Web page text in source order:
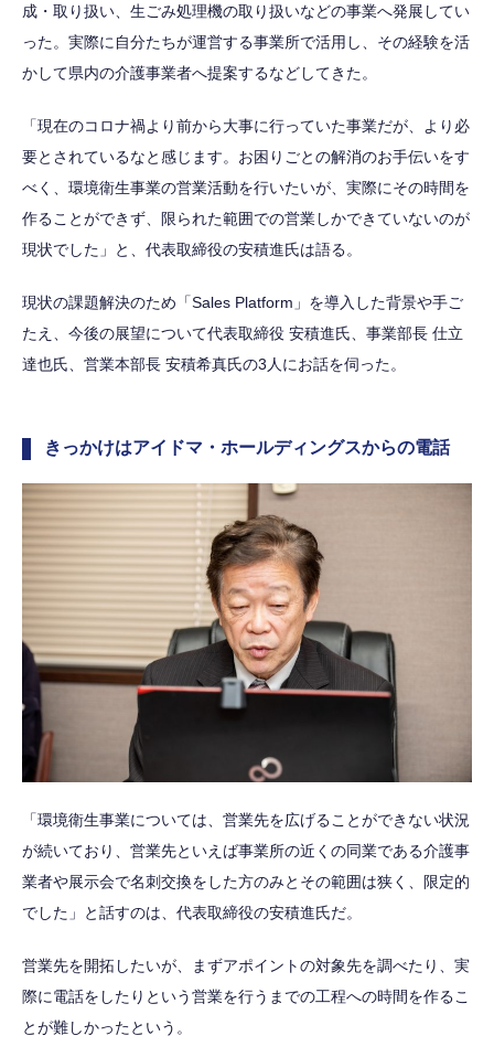
成・取り扱い、生ごみ処理機の取り扱いなどの事業へ発展してい
った。実際に自分たちが運営する事業所で活用し、その経験を活
かして県内の介護事業者へ提案するなどしてきた。
「現在のコロナ禍より前から大事に行っていた事業だが、より必
要とされているなと感じます。お困りごとの解消のお手伝いをす
べく、環境衛生事業の営業活動を行いたいが、実際にその時間を
作ることができず、限られた範囲での営業しかできていないのが
現状でした」と、代表取締役の安積進氏は語る。
現状の課題解決のため「Sales Platform」を導入した背景や手ご
たえ、今後の展望について代表取締役 安積進氏、事業部長 仕立
達也氏、営業本部長 安積希真氏の3人にお話を伺った。
きっかけはアイドマ・ホールディングスからの電話
「環境衛生事業については、営業先を広げることができない状況
が続いており、営業先といえば事業所の近くの同業である介護事
業者や展示会で名刺交換をした方のみとその範囲は狭く、限定的
でした」と話すのは、代表取締役の安積進氏だ。
営業先を開拓したいが、まずアポイントの対象先を調べたり、実
際に電話をしたりという営業を行うまでの工程への時間を作るこ
とが難しかったという。